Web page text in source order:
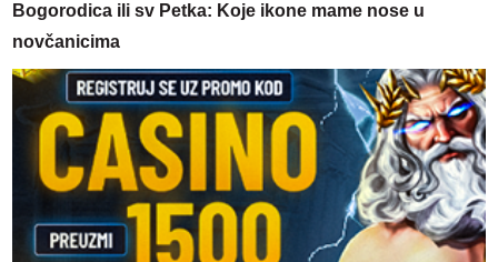
Bogorodica ili sv Petka: Koje ikone mame nose u
novčanicima